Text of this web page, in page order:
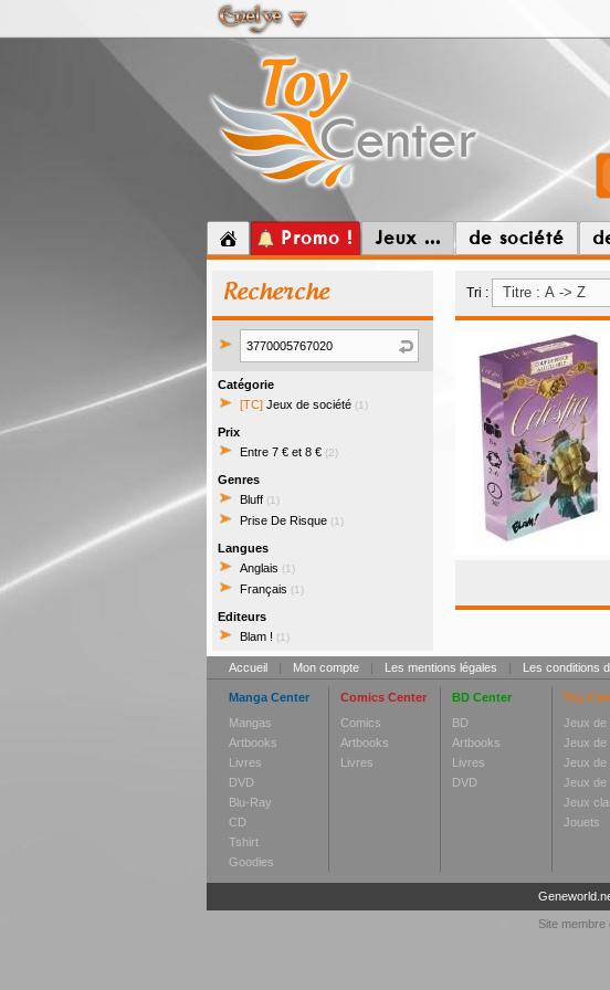
Promo ! Jeux ... de société
Recherche
Catégorie
[TC] Jeux de société (1)
Prix
Entre 7 € et 8 € (2)
Genres
Bluff (1)
Prise De Risque (1)
Langues
Anglais (1)
Français (1)
Editeurs
Blam ! (1)
Tri :
Accueil | Mon compte | Les mentions légales | Les conditions
Manga Center
Mangas
Artbooks
Livres
DVD
Blu-Ray
CD
Tshirt
Goodies
Comics Center
Comics
Artbooks
Livres
BD Center
BD
Artbooks
Livres
DVD
Toy
Jeux de
Jeux de
Jeux de
Jeux de
Jeux
Jouets
Site membre